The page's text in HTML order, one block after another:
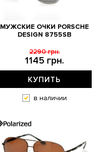
МУЖСКИЕ ОЧКИ PORSCHE
DESIGN 8755SB
1145 грн.
2290 грн.
КУПИТЬ
в наличии